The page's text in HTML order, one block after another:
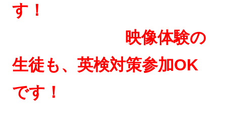
す！
映像体験の
生徒も、英検対策参加OK
です！